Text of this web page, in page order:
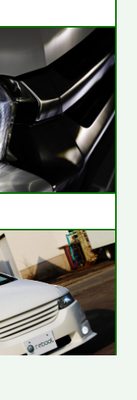
ワゴンご成約あり
グワイドミドル
ご成約ありがと